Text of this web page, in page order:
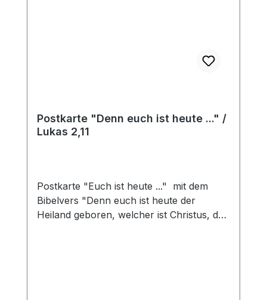
Postkarte "Denn euch ist heute ..." /
Lukas 2,11
Postkarte "Euch ist heute ..." mit dem
Bibelvers "Denn euch ist heute der
Heiland geboren, welcher ist Christus, der